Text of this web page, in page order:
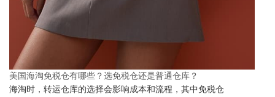
美国海淘免税仓有哪些？选免税仓还是普通仓库？
海淘时，转运仓库的选择会影响成本和流程，其中免税仓